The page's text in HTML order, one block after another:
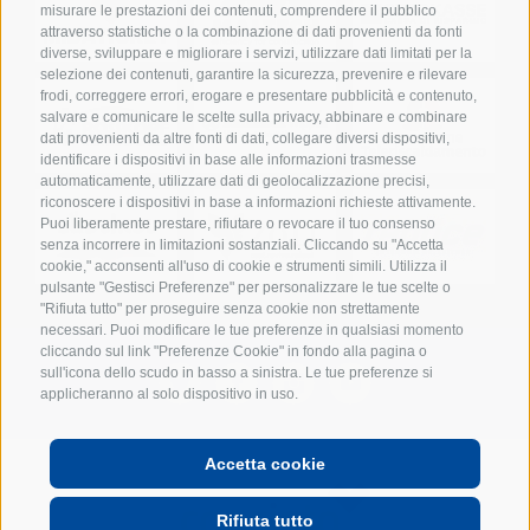
misurare le prestazioni dei contenuti, comprendere il pubblico
attraverso statistiche o la combinazione di dati provenienti da fonti
diverse, sviluppare e migliorare i servizi, utilizzare dati limitati per la
selezione dei contenuti, garantire la sicurezza, prevenire e rilevare
frodi, correggere errori, erogare e presentare pubblicità e contenuto,
salvare e comunicare le scelte sulla privacy, abbinare e combinare
dati provenienti da altre fonti di dati, collegare diversi dispositivi,
identificare i dispositivi in base alle informazioni trasmesse
automaticamente, utilizzare dati di geolocalizzazione precisi,
riconoscere i dispositivi in base a informazioni richieste attivamente.
Puoi liberamente prestare, rifiutare o revocare il tuo consenso
senza incorrere in limitazioni sostanziali. Cliccando su "Accetta
cookie," acconsenti all'uso di cookie e strumenti simili. Utilizza il
pulsante "Gestisci Preferenze" per personalizzare le tue scelte o
"Rifiuta tutto" per proseguire senza cookie non strettamente
necessari. Puoi modificare le tue preferenze in qualsiasi momento
cliccando sul link "Preferenze Cookie" in fondo alla pagina o
sull'icona dello scudo in basso a sinistra. Le tue preferenze si
applicheranno al solo dispositivo in uso.
Accetta cookie
Rifiuta tutto
POWERED BY